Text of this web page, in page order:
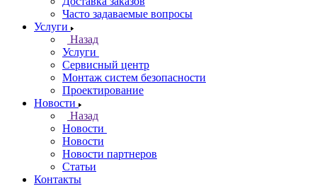
Часто задаваемые вопросы
Услуги
Назад
Услуги
Сервисный центр
Монтаж систем безопасности
Проектирование
Новости
Назад
Новости
Новости
Новости партнеров
Статьи
Контакты